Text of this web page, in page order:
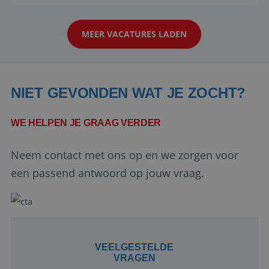
klanten te overtuigen om die droomreis te
boeken! ...
MEER VACATURES LADEN
NIET GEVONDEN WAT JE ZOCHT?
WE HELPEN JE GRAAG VERDER
Neem contact met ons op en we zorgen voor
een passend antwoord op jouw vraag.
VEELGESTELDE
VRAGEN
Google Privacy Policy